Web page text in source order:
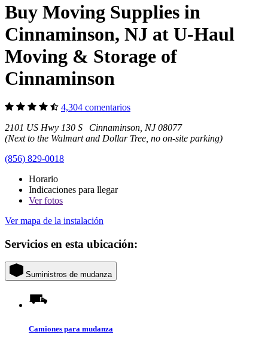
Buy Moving Supplies in
Cinnaminson, NJ at U-Haul
Moving & Storage of
Cinnaminson
4,304 comentarios
2101 US Hwy 130 S Cinnaminson, NJ 08077
(Next to the Walmart and Dollar Tree, no on-site parking)
(856) 829-0018
Horario
Indicaciones para llegar
Verfotos
Ver mapa de la instalación
Servicios en esta ubicación:
Suministros de mudanza
Camiones para mudanza